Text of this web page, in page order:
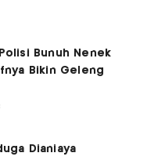
Bunuh Nenek
Bikin Geleng
Dianiaya